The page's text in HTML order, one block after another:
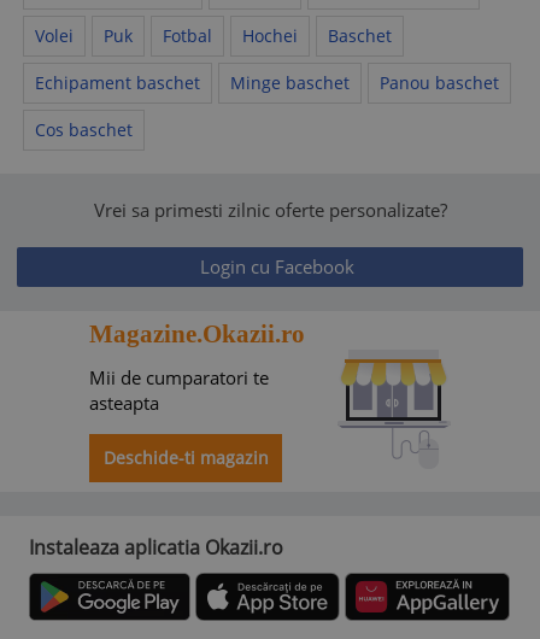
Volei Puk Fotbal Hochei Baschet
Echipament baschet Minge baschet Panou baschet
Cos baschet
Vrei sa primesti zilnic oferte personalizate?
Login cu Facebook
Magazine.Okazii.ro
Mii de cumparatori te
asteapta
Deschide-ti magazin
Instaleaza aplicatia Okazii.ro